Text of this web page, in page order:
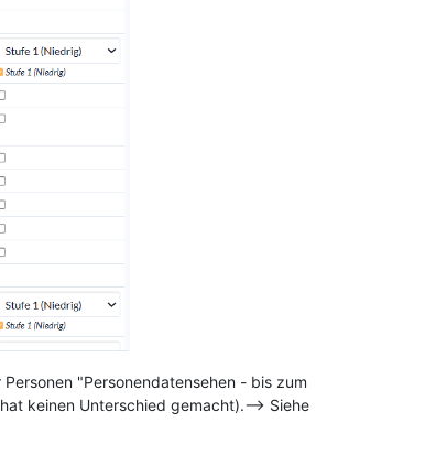
"Personendatensehen - bis zum
keinen Unterschied gemacht).--> Siehe